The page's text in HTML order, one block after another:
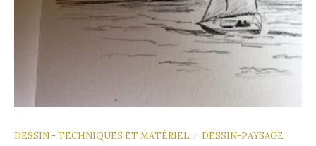
DESSIN - TECHNIQUES ET MATÉRIEL / DESSIN-PAYSAGE